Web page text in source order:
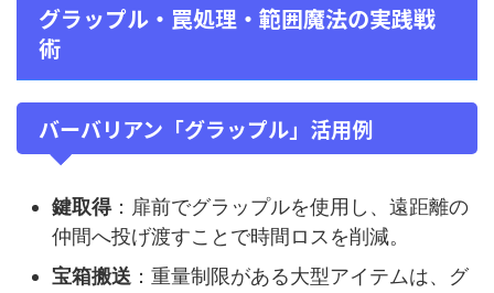
グラップル・罠処理・範囲魔法の実践戦
術
バーバリアン「グラップル」活用例
鍵取得：扉前でグラップルを使用し、遠距離の
仲間へ投げ渡すことで時間ロスを削減。
宝箱搬送 ：重量制限がある大型アイテムは、グ